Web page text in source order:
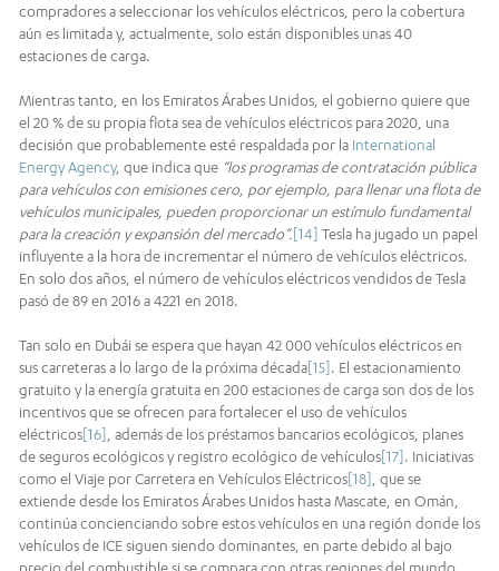
compradores a seleccionar los vehículos eléctricos, pero la cobertura
aún es limitada y, actualmente, solo están disponibles unas 40
estaciones de carga.
Mientras tanto, en los Emiratos Árabes Unidos, el gobierno quiere que
el 20 % de su propia flota sea de vehículos eléctricos para 2020, una
decisión que probablemente esté respaldada por la International
Energy Agency, que indica que “los programas de contratación pública
para vehículos con emisiones cero, por ejemplo, para llenar una flota de
vehículos municipales, pueden proporcionar un estímulo fundamental
para la creación y expansión del mercado”.[14] Tesla ha jugado un papel
influyente a la hora de incrementar el número de vehículos eléctricos.
En solo dos años, el número de vehículos eléctricos vendidos de Tesla
pasó de 89 en 2016 a 4221 en 2018.
Tan solo en Dubái se espera que hayan 42 000 vehículos eléctricos en
sus carreteras a lo largo de la próxima década[15]. El estacionamiento
gratuito y la energía gratuita en 200 estaciones de carga son dos de los
incentivos que se ofrecen para fortalecer el uso de vehículos
eléctricos[16] , además de los préstamos bancarios ecológicos, planes
de seguros ecológicos y registro ecológico de vehículos[17]. Iniciativas
como el Viaje por Carretera en Vehículos Eléctricos[18] , que se
extiende desde los Emiratos Árabes Unidos hasta Mascate, en Omán,
continúa concienciando sobre estos vehículos en una región donde los
vehículos de ICE siguen siendo dominantes, en parte debido al bajo